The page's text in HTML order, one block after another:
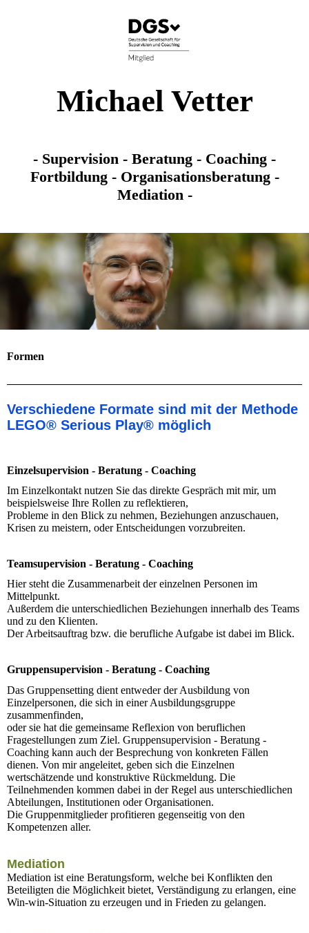
Michael Vetter
- Supervision - Beratung - Coaching -
Fortbildung - Organisationsberatung -
Mediation -
Formen
Verschiedene Formate sind mit der Methode
LEGO® Serious Play® möglich
Einzelsupervision - Beratung - Coaching
Im Einzelkontakt nutzen Sie das direkte Gespräch mit mir, um
beispielsweise Ihre Rollen zu reflektieren,
Probleme in den Blick zu nehmen, Beziehungen anzuschauen,
Krisen zu meistern, oder Entscheidungen vorzubreiten.
Teamsupervision - Beratung - Coaching
Hier steht die Zusammenarbeit der einzelnen Personen im
Mittelpunkt.
Außerdem die unterschiedlichen Beziehungen innerhalb des Teams
und zu den Klienten.
Der Arbeitsauftrag bzw. die berufliche Aufgabe ist dabei im Blick.
Gruppensupervision - Beratung - Coaching
Das Gruppensetting dient entweder der Ausbildung von
Einzelpersonen, die sich in einer Ausbildungsgruppe
zusammenfinden,
oder sie hat die gemeinsame Reflexion von beruflichen
Fragestellungen zum Ziel. Gruppensupervision - Beratung -
Coaching kann auch der Besprechung von konkreten Fällen
dienen. Von mir angeleitet, geben sich die Einzelnen
wertschätzende und konstruktive Rückmeldung. Die
Teilnehmenden kommen dabei in der Regel aus unterschiedlichen
Abteilungen, Institutionen oder Organisationen.
Die Gruppenmitglieder profitieren gegenseitig von den
Kompetenzen aller.
Mediation
Mediation ist eine Beratungsform, welche bei Konflikten den
Beteiligten die Möglichkeit bietet, Verständigung zu erlangen, eine
Win-win-Situation zu erzeugen und in Frieden zu gelangen.